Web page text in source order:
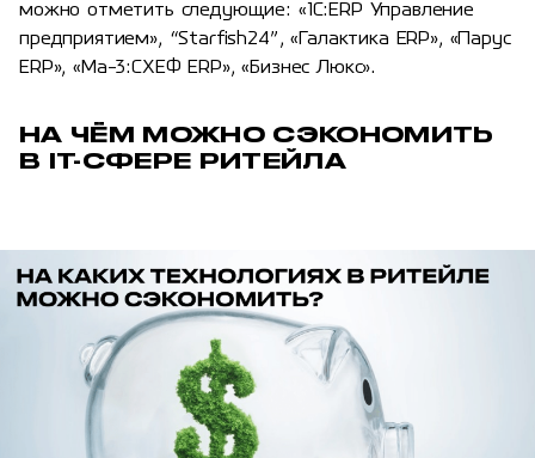
можно отметить следующие: «1С:ERP Управление
предприятием», “Starfish24”, «Галактика ERP», «Парус
ERP», «Ма-3:СХЕФ ERP», «Бизнес Люкс».
НА ЧЁМ МОЖНО СЭКОНОМИТЬ
В IT-СФЕРЕ РИТЕЙЛА